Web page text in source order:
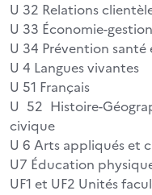
U 32 Relations
U 33 Économie-gestion
U 34 Prévention
U 4 Langues vivantes
U 51 Français
U 52 Histoire-
civique
U 6 Arts appliqués et
U7 Éducation
UF1 et UF2 Unités